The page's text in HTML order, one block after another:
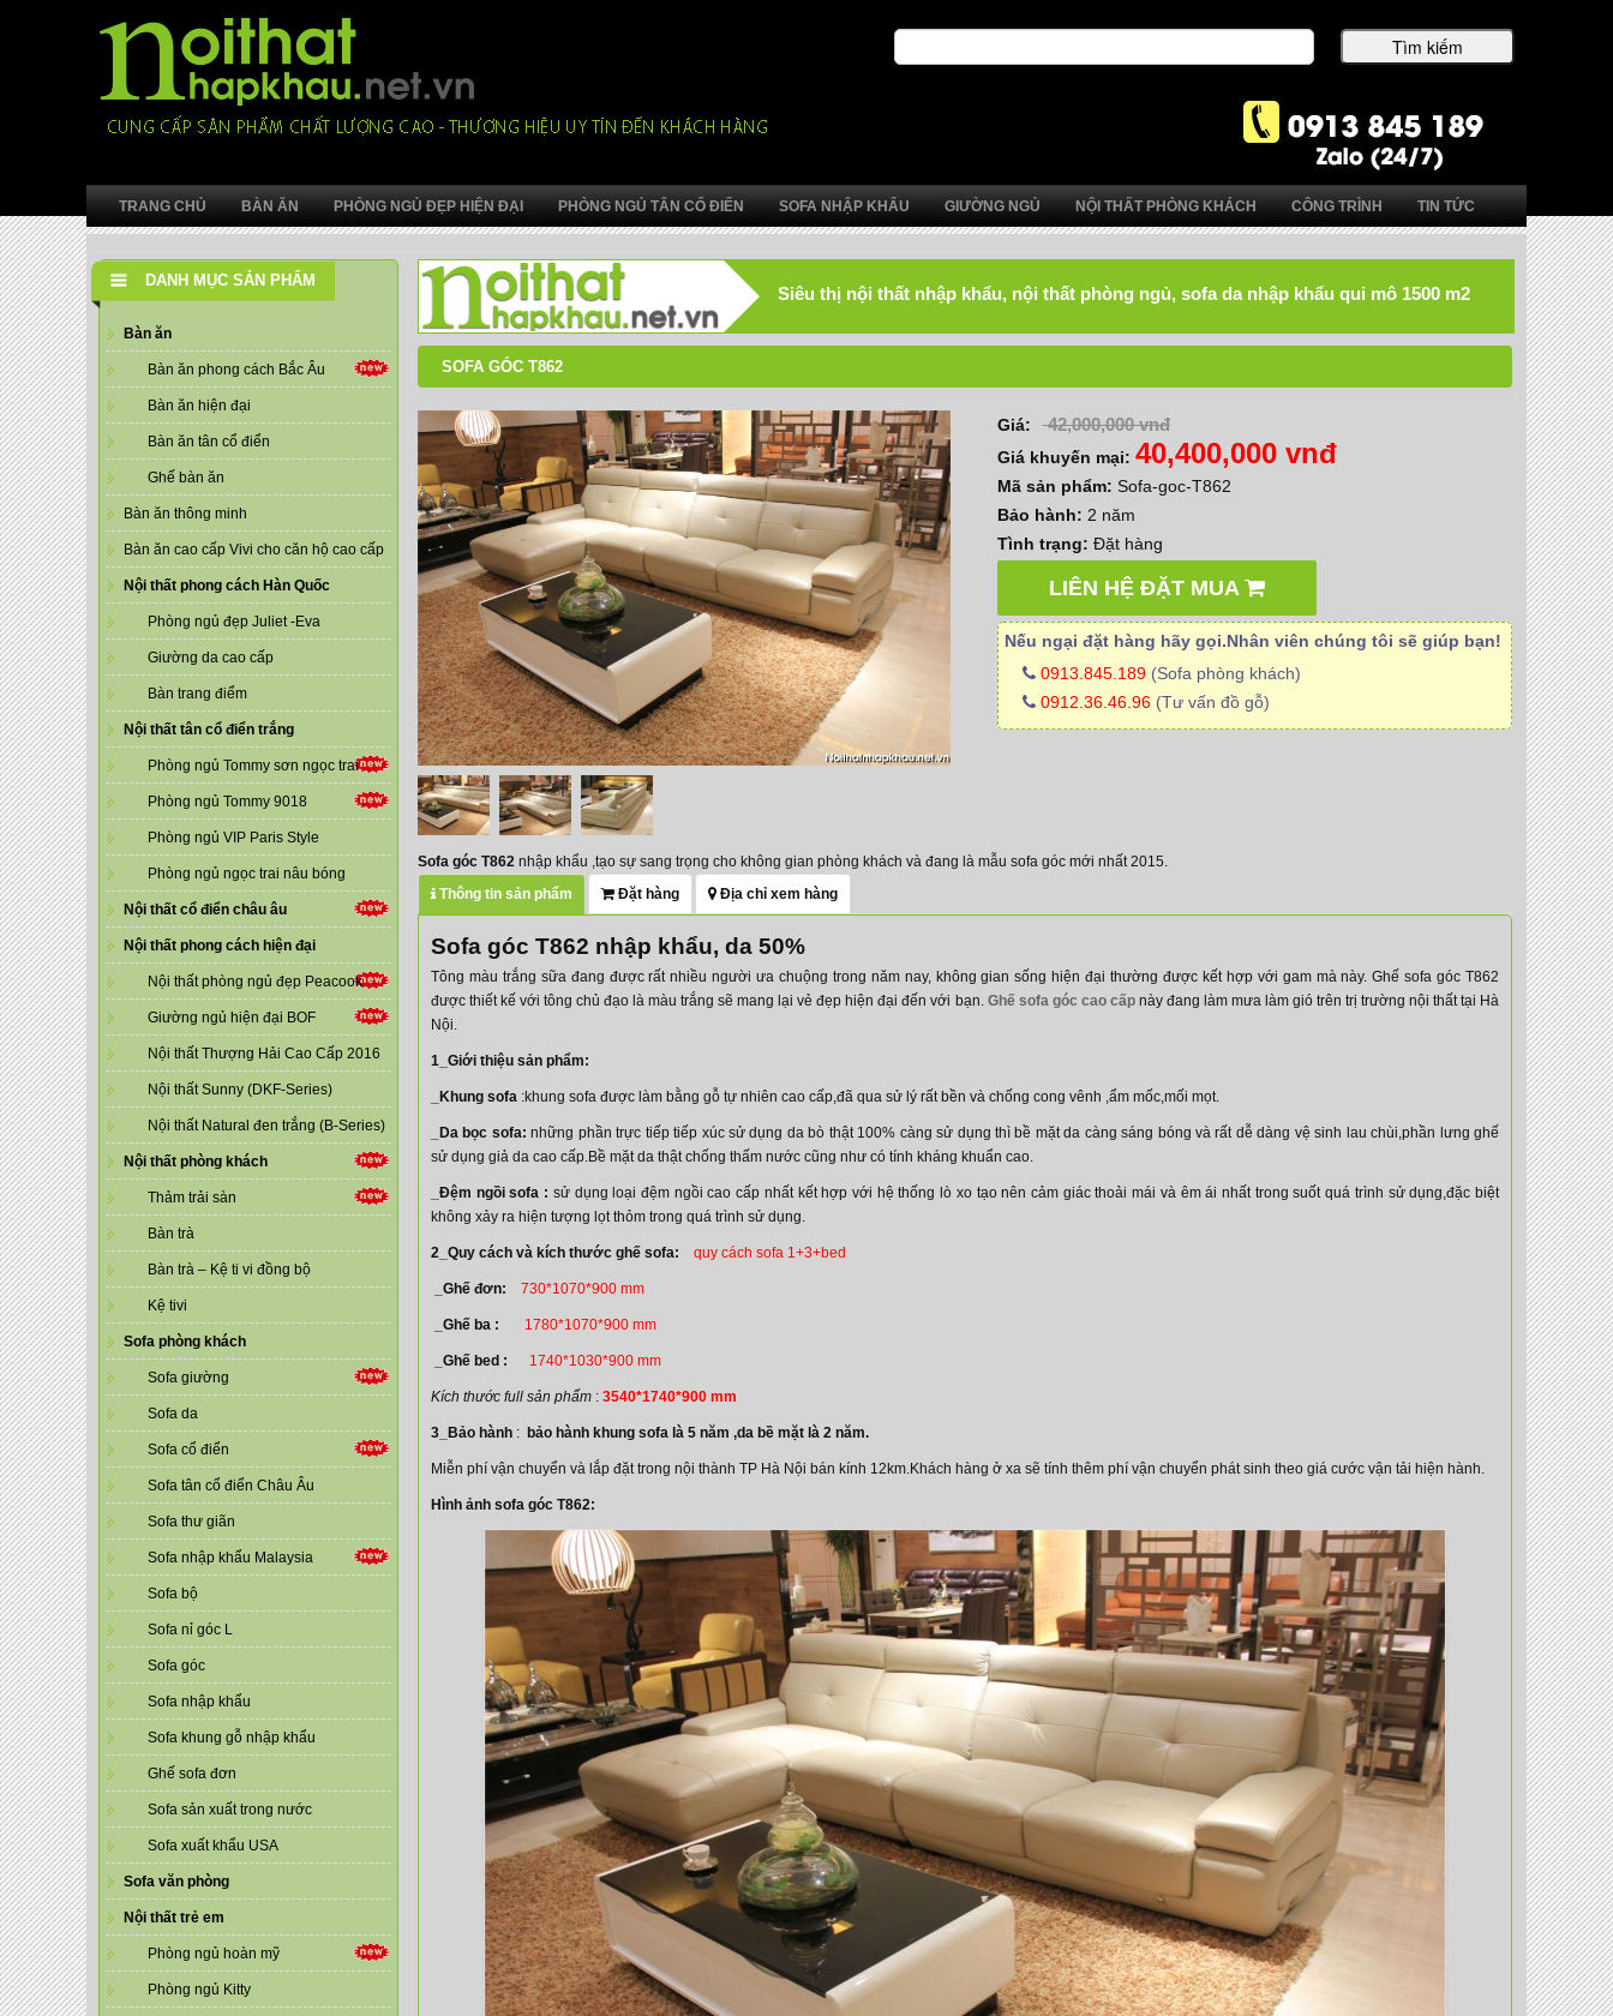
TRANG CHỦ BÀN ĂN PHÒNG NGỦ ĐẸP HIỆN ĐẠI PHÒNG NGỦ TÂN CỔ ĐIỂN SOFA NHẬP KHẨU GIƯỜNG NGỦ NỘI THẤT PHÒNG KHÁCH CÔNG TRÌNH TIN TỨC
DANH MỤC SẢN PHẨM
Bàn ăn
Bàn ăn phong cách Bắc Âu
Bàn ăn hiện đại
Bàn ăn tân cổ điển
Ghế bàn ăn
Bàn ăn thông minh
Bàn ăn cao cấp Vivi cho căn hộ cao cấp
Nội thất phong cách Hàn Quốc
Phòng ngủ đẹp Juliet -Eva
Giường da cao cấp
Bàn trang điểm
Nội thất tân cổ điển trắng
Phòng ngủ Tommy sơn ngọc trai
Phòng ngủ Tommy 9018
Phòng ngủ VIP Paris Style
Phòng ngủ ngọc trai nâu bóng
Nội thất cổ điển châu âu
Nội thất phong cách hiện đại
Nội thất phòng ngủ đẹp Peacook
Giường ngủ hiện đại BOF
Nội thất Thượng Hải Cao Cấp 2016
Nội thất Sunny (DKF-Series)
Nội thất Natural đen trắng (B-Series)
Nội thất phòng khách
Thảm trải sàn
Bàn trà
Bàn trà – Kệ ti vi đồng bộ
Kệ tivi
Sofa phòng khách
Sofa giường
Sofa da
Sofa cổ điển
Sofa tân cổ điển Châu Âu
Sofa thư giãn
Sofa nhập khẩu Malaysia
Sofa bộ
Sofa nỉ góc L
Sofa góc
Sofa nhập khẩu
Sofa khung gỗ nhập khẩu
Ghế sofa đơn
Sofa sản xuất trong nước
Sofa xuất khẩu USA
Sofa văn phòng
Nội thất trẻ em
Phòng ngủ hoàn mỹ
Phòng ngủ Kitty
Siêu thị nội thất nhập khẩu, nội thất phòng ngủ, sofa da nhập khẩu qui mô 1500 m2
SOFA GÓC T862
Giá: 42,000,000 vnđ
Giá khuyến mại: 40,400,000 vnđ
Mã sản phẩm: Sofa-goc-T862
Bảo hành: 2 năm
Tình trạng: Đặt hàng
LIÊN HỆ ĐẶT MUA
Nếu ngại đặt hàng hãy gọi.Nhân viên chúng tôi sẽ giúp bạn!
0913.845.189(Sofa phòng khách)
0912.36.46.96(Tư vấn đồ gỗ)
Sofa góc T862 nhập khẩu ,tạo sự sang trọng cho không gian phòng khách và đang là mẫu sofa góc mới nhất 2015.
Thông tin sản phẩm
Đặt hàng Địa chỉ xem hàng
Sofa góc T862 nhập khẩu, da 50%
Tông màu trắng sữa đang được rất nhiều người ưa chuộng trong năm nay, không gian sống hiện đại thường được kết hợp với gam mà này. Ghế sofa góc T862
được thiết kế với tông chủ đạo là màu trắng sẽ mang lại vẻ đẹp hiện đại đến với bạn. Ghế sofa góc cao cấpnày đang làm mưa làm gió trên trị trường nội thất tại Hà
Nội.
1_Giới thiệu sản phẩm:
_Khung sofa :khung sofa được làm bằng gỗ tự nhiên cao cấp,đã qua sử lý rất bền và chống cong vênh ,ẩm mốc,mối mọt.
_Da bọc sofa: những phần trực tiếp tiếp xúc sử dụng da bò thật 100% càng sử dụng thì bề mặt da càng sáng bóng và rất dễ dàng vệ sinh lau chùi,phần lưng ghế
sử dụng giả da cao cấp.Bề mặt da thật chống thấm nước cũng như có tính kháng khuẩn cao.
_Đệm ngồi sofa : sử dụng loại đệm ngồi cao cấp nhất kết hợp với hệ thống lò xo tạo nên cảm giác thoải mái và êm ái nhất trong suốt quá trình sử dụng,đặc biệt
không xảy ra hiện tượng lọt thỏm trong quá trình sử dụng.
2_Quy cách và kích thước ghế sofa: quy cách sofa 1+3+bed
_Ghế đơn: 730*1070*900 mm
_Ghế ba : 1780*1070*900 mm
_Ghế bed : 1740*1030*900 mm
Kích thước full sản phẩm : 3540*1740*900 mm
3_Bảo hành : bảo hành khung sofa là 5 năm ,da bề mặt là 2 năm.
Miễn phí vận chuyển và lắp đặt trong nội thành TP Hà Nội bán kính 12km.Khách hàng ở xa sẽ tính thêm phí vận chuyển phát sinh theo giá cước vận tải hiện hành.
Hình ảnh sofa góc T862: